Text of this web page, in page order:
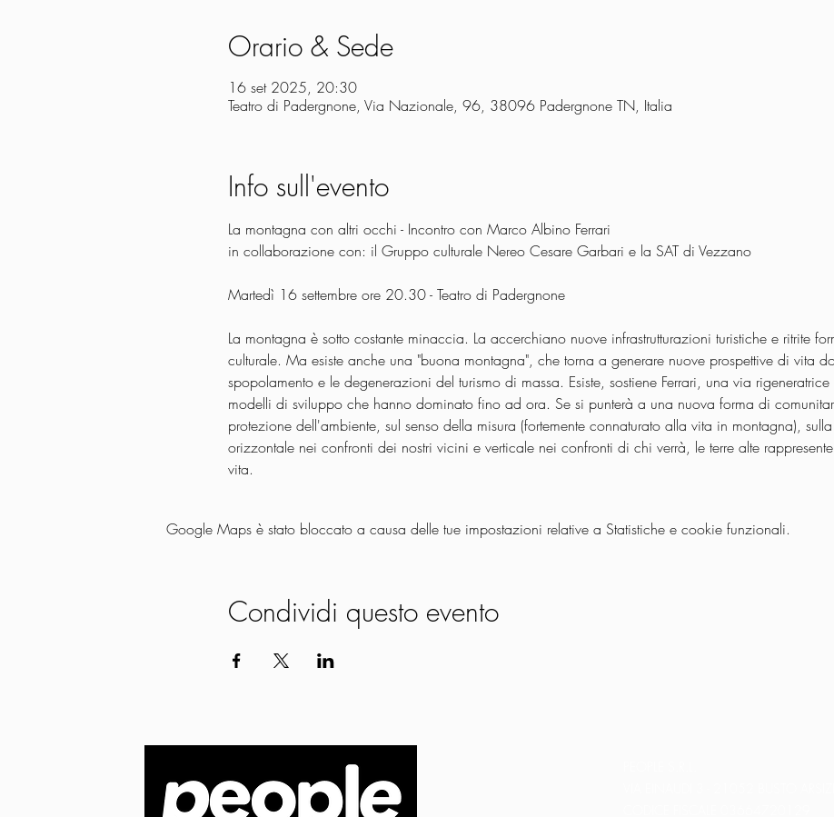
Orario & Sede
16 set 2025, 20:30
Teatro di Padergnone, Via Nazionale, 96, 38096 Padergnone TN, Italia
Info sull'evento
La montagna con altri occhi - Incontro con Marco Albino Ferrari
in collaborazione con: il Gruppo culturale Nereo Cesare Garbari e la SAT di Vezzano
Martedì 16 settembre ore 20.30 - Teatro di Padergnone
La montagna è sotto costante minaccia. La accerchiano nuove infrastrutturazioni turistiche e ritrite
culturale. Ma esiste anche una "buona montagna", che torna a generare nuove prospettive di vita
spopolamento e le degenerazioni del turismo di massa. Esiste, sostiene Ferrari, una via
modelli di sviluppo che hanno dominato fino ad ora. Se si punterà a una nuova forma di
protezione dell'ambiente, sul senso della misura (fortemente connaturato alla vita in montagna),
orizzontale nei confronti dei nostri vicini e verticale nei confronti di chi verrà, le terre alte
vita.
Google Maps è stato bloccato a causa delle tue impostazioni relative a Statistiche e cookie funzionali.
Condividi questo evento